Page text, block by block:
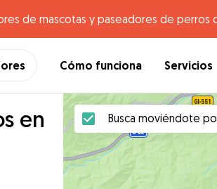
de mascotas y paseadores de perros
Cómo funciona Servicios
en
Busca moviéndote